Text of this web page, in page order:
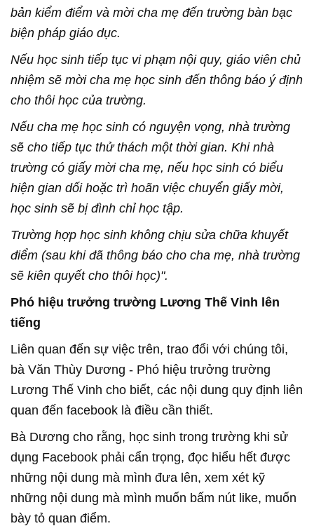
bản kiểm điểm và mời cha mẹ đến trường bàn bạc
biện pháp giáo dục.
Nếu học sinh tiếp tục vi phạm nội quy, giáo viên chủ
nhiệm sẽ mời cha mẹ học sinh đến thông báo ý định
cho thôi học của trường.
Nếu cha mẹ học sinh có nguyện vọng, nhà trường
sẽ cho tiếp tục thử thách một thời gian. Khi nhà
trường có giấy mời cha mẹ, nếu học sinh có biểu
hiện gian dối hoặc trì hoãn việc chuyển giấy mời,
học sinh sẽ bị đình chỉ học tập.
Trường hợp học sinh không chịu sửa chữa khuyết
điểm (sau khi đã thông báo cho cha mẹ, nhà trường
sẽ kiên quyết cho thôi học)".
Phó hiệu trưởng trường Lương Thế Vinh lên
tiếng
Liên quan đến sự việc trên, trao đổi với chúng tôi,
bà Văn Thùy Dương - Phó hiệu trưởng trường
Lương Thế Vinh cho biết, các nội dung quy định liên
quan đến facebook là điều cần thiết.
Bà Dương cho rằng, học sinh trong trường khi sử
dụng Facebook phải cẩn trọng, đọc hiểu hết được
những nội dung mà mình đưa lên, xem xét kỹ
những nội dung mà mình muốn bấm nút like, muốn
bày tỏ quan điểm.